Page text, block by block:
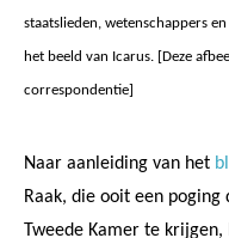
staatslieden, wetenschappers
het beeld van Icarus. [Deze
correspondentie]
Naar aanleiding van het
Raak, die ooit een poging
Tweede Kamer te